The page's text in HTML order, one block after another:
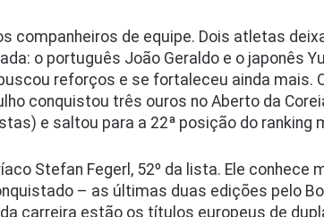
companheiros de equipe. Dois atletas
o português João Geraldo e o japonês
reforços e se fortaleceu ainda mais.
conquistou três ouros no Aberto da
e saltou para a 22ª posição do ranking
Stefan Fegerl, 52º da lista. Ele conhece
– as últimas duas edições pelo
carreira estão os títulos europeus de